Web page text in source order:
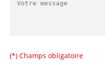
(*) Champs obligatoire